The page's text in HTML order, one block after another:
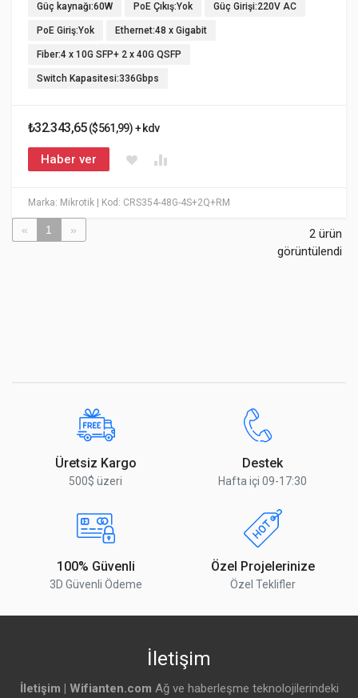
Marka: Mikrotik | Kod: CRS354-48G-4S+2Q+RM
Güç kaynağı:60W PoE Çıkış:Yok Güç Girişi:220V AC
PoE Giriş:Yok Ethernet:48 x Gigabit
Fiber:4 x 10G SFP+ 2 x 40G QSFP
Switch Kapasitesi:336Gbps
₺32.343,65($561,99) + kdv
Haber ver
« 1 »
2 ürün
görüntülendi
Üretsiz Kargo
500$ üzeri
Destek
Hafta içi 09-17:30
100% Güvenli
3D Güvenli Ödeme
Özel Projelerinize
Özel Teklifler
İletişim
İletişim | Wifianten.com Ağ ve haberleşme teknolojilerindeki